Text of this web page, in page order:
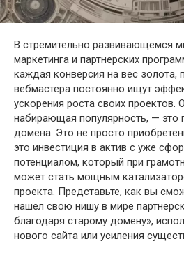
В стремительно развивающемся
маркетинга и партнерских
каждая конверсия на вес золота,
вебмастера постоянно ищут
ускорения роста своих проектов.
набирающая популярность, — это
домена. Это не просто
это инвестиция в актив с уже
потенциалом, который при
может стать мощным
проекта. Представьте, как вы
нашел свою нишу в мире
благодаря старому домену»,
нового сайта или усиления